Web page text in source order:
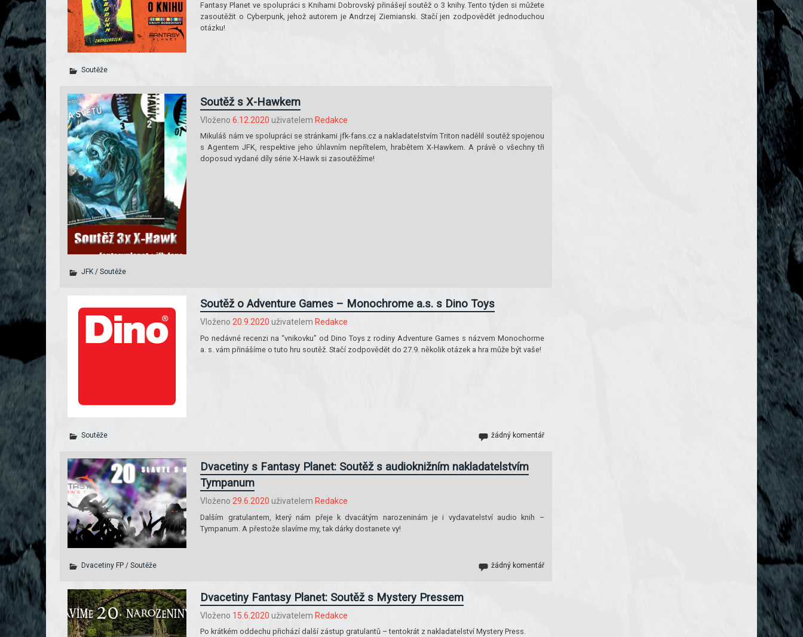
Fantasy Planet ve spolupráci s Knihami Dobrovský přinášejí soutěž o 3 knihy. Tento týden si můžete
zasoutěžit o Cyberpunk, jehož autorem je Andrzej Ziemianski. Stačí jen zodpovědět jednoduchou
otázku!
Soutěže
Soutěž s X-Hawkem
Vloženo6.12.2020 uživatelem Redakce
Mikuláš nám ve spolupráci se stránkami jfk-fans.cz a nakladatelstvím Triton nadělil soutěž spojenou
s Agentem JFK, respektive jeho úhlavním nepřítelem, hrabětem X-Hawkem. A právě o všechny tři
doposud vydané díly série X-Hawk si zasoutěžíme!
JFK/ Soutěže
Soutěž o Adventure Games – Monochrome a.s. s Dino Toys
Vloženo20.9.2020 uživatelem Redakce
Po nedávné recenzi na “vnikovku” od Dino Toys z rodiny Adventure Games s názvem Monochorme
a. s. vám přinášíme o tuto hru soutěž. Stačí zodpovědět do 27.9. několik otázek a hra může být vaše!
Soutěže žádný komentář
Dvacetiny s Fantasy Planet: Soutěž s audioknižním nakladatelstvím
Tympanum
Vloženo29.6.2020 uživatelem Redakce
Dalším gratulantem, který nám přeje k dvacátým narozeninám je i vydavatelství audio knih –
Tympanum. A přestože slavíme my, tak dárky dostanete vy!
Dvacetiny FP/ Soutěže žádný komentář
Dvacetiny Fantasy Planet: Soutěž s Mystery Pressem
Vloženo 15.6.2020 uživatelem Redakce
Po krátkém oddechu přichází další zástup gratulantů – tentokrát z nakladatelství Mystery Press.